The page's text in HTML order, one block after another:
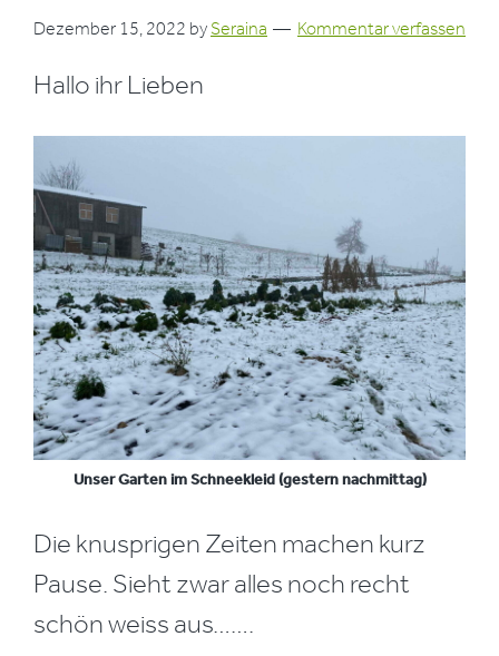
Dezember 15, 2022 by Seraina Kommentar verfassen
Hallo ihr Lieben
Unser Garten im Schneekleid (gestern nachmittag)
Die knusprigen Zeiten machen kurz
Pause. Sieht zwar alles noch recht
schön weiss aus…….